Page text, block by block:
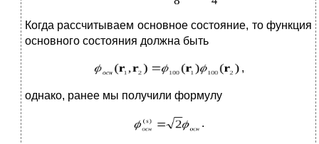
Когда рассчитываем основное состояние, то функция
основного состояния должна быть
,
однако, ранее мы получили формулу
.